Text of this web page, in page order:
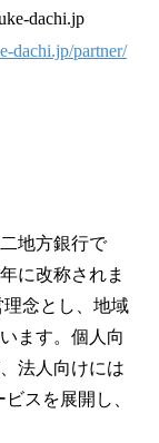
dachi.jp
dachi.jp/partner/
地方銀行で
に改称されま
念とし、地域
ます。個人向
法人向けには
スを展開し、